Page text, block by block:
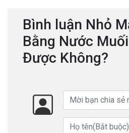
Bình luận Nhỏ
Bằng Nước
Được Không?